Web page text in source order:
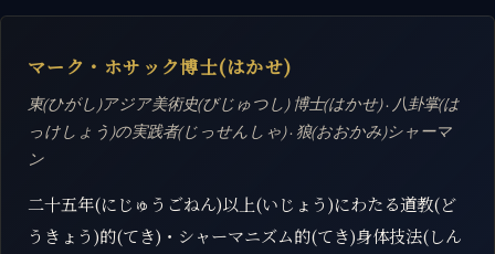
マーク・ホサック博士(はかせ)
東(ひがし)アジア美術史(びじゅつし) 博士(はかせ) · 八卦掌(は
っけしょう)の実践者(じっせんしゃ) · 狼(おおかみ)シャーマ
ン
二十五年(にじゅうごねん)以上(いじょう)にわたる道教(ど
うきょう)的(てき)・シャーマニズム的(てき)身体技法(しん